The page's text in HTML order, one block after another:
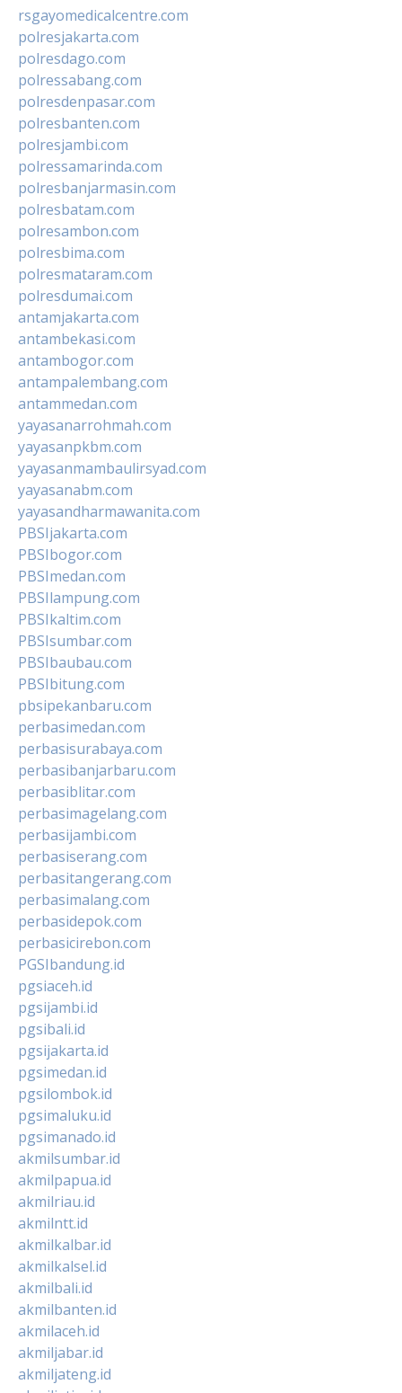
rsgayomedicalcentre.com
polresjakarta.com
polresdago.com
polressabang.com
polresdenpasar.com
polresbanten.com
polresjambi.com
polressamarinda.com
polresbanjarmasin.com
polresbatam.com
polresambon.com
polresbima.com
polresmataram.com
polresdumai.com
antamjakarta.com
antambekasi.com
antambogor.com
antampalembang.com
antammedan.com
yayasanarrohmah.com
yayasanpkbm.com
yayasanmambaulirsyad.com
yayasanabm.com
yayasandharmawanita.com
PBSIjakarta.com
PBSIbogor.com
PBSImedan.com
PBSIlampung.com
PBSIkaltim.com
PBSIsumbar.com
PBSIbaubau.com
PBSIbitung.com
pbsipekanbaru.com
perbasimedan.com
perbasisurabaya.com
perbasibanjarbaru.com
perbasiblitar.com
perbasimagelang.com
perbasijambi.com
perbasiserang.com
perbasitangerang.com
perbasimalang.com
perbasidepok.com
perbasicirebon.com
PGSIbandung.id
pgsiaceh.id
pgsijambi.id
pgsibali.id
pgsijakarta.id
pgsimedan.id
pgsilombok.id
pgsimaluku.id
pgsimanado.id
akmilsumbar.id
akmilpapua.id
akmilriau.id
akmilntt.id
akmilkalbar.id
akmilkalsel.id
akmilbali.id
akmilbanten.id
akmilaceh.id
akmiljabar.id
akmiljateng.id